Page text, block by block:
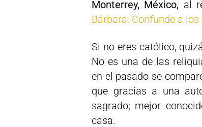
Monterrey, México, al
Bárbara: Confunde a
Si no eres católico,
No es una de las
en el pasado se
que gracias a una
sagrado; mejor
casa.